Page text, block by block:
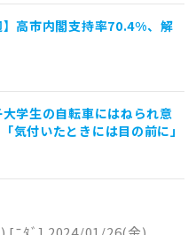
】高市内閣支持率70.4%、解
学生の自転車にはねられ意
付いたときには目の前に」